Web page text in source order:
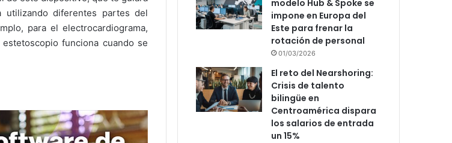
utilizando diferentes partes del
para el electrocardiograma,
funciona cuando se
modelo Hub & Spoke se
impone en Europa del
Este para frenar la
rotación de personal
01/03/2026
El reto del Nearshoring:
Crisis de talento
bilingüe en
Centroamérica dispara
los salarios de entrada
un 15%